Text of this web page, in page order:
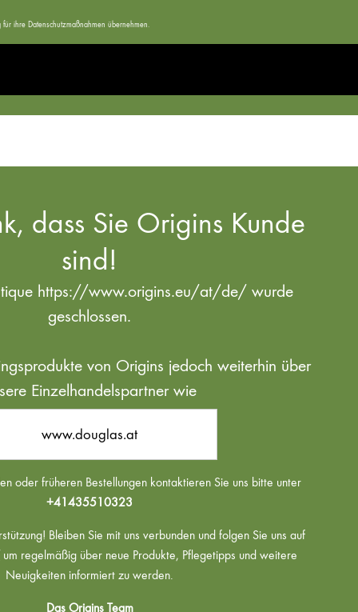
ihre Datenschutzmaßnahmen übernehmen.
dass Sie Origins Kunde
sind!
https://www.origins.eu/at/de/ wurde
geschlossen.
von Origins jedoch weiterhin über
Einzelhandelspartner wie
www.douglas.at
oder früheren Bestellungen kontaktieren Sie uns bitte unter
+41435510323
Bleiben Sie mit uns verbunden und folgen Sie uns auf
um regelmäßig über neue Produkte, Pflegetipps und weitere
Neuigkeiten informiert zu werden.
Das Origins Team